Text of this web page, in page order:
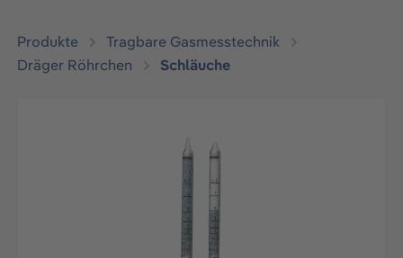
Produkte
Tragbare Gasmesstechnik
Dräger Röhrchen
Schläuche
Bildergalerie überspringen